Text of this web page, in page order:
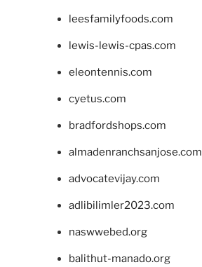
leesfamilyfoods.com
lewis-lewis-cpas.com
eleontennis.com
cyetus.com
bradfordshops.com
almadenranchsanjose.com
advocatevijay.com
adlibilimler2023.com
naswwebed.org
balithut-manado.org